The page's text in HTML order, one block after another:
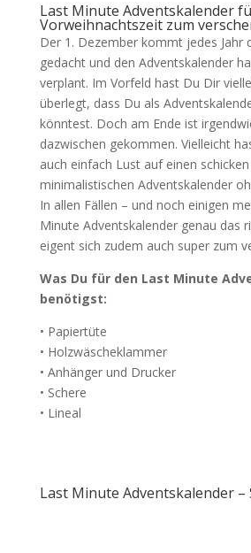
Last Minute Adventskalender
Vorweihnachtszeit zum
Der 1. Dezember kommt jedes Jahr
gedacht und den Adventskalender
verplant. Im Vorfeld hast Du Dir
überlegt, dass Du als
könntest. Doch am Ende ist
dazwischen gekommen. Vielleicht
auch einfach Lust auf einen
minimalistischen Adventskalender
In allen Fällen – und noch einigen
Minute Adventskalender genau das
eigent sich zudem auch super zum
Was Du für den Last Minute
benötigst:
• Papiertüte
• Holzwäscheklammer
• Anhänger und Drucker
• Schere
• Lineal
Last Minute Adventskalender –